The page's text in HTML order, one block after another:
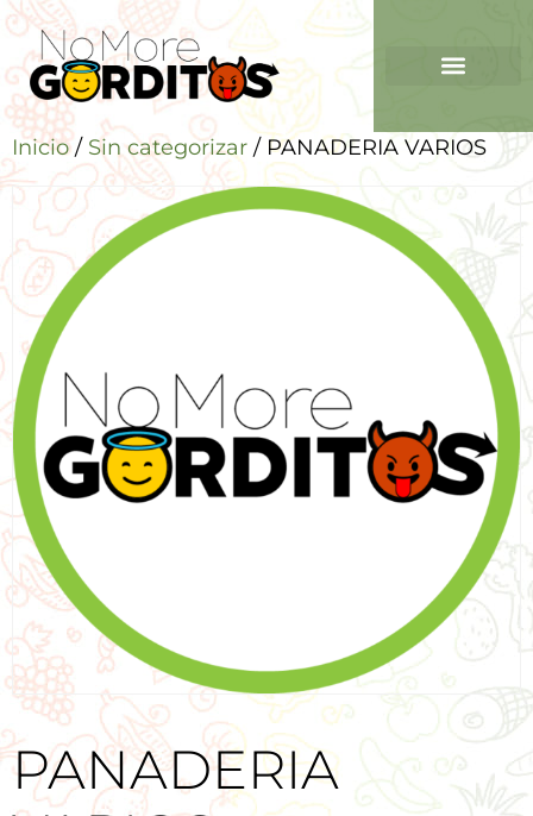
Inicio/ Sin categorizar / PANADERIA VARIOS
PANADERIA